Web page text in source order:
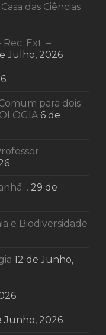
das Ciências
Rec. Ext. –
Julho, 2026
para dois
6 de
29 de
e Biodiversidade
12 de Junho,
Junho, 2026